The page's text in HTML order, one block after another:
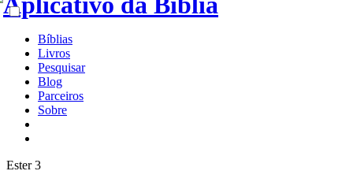
Bíblias
Livros
Pesquisar
Blog
Parceiros
Sobre
Ester 3